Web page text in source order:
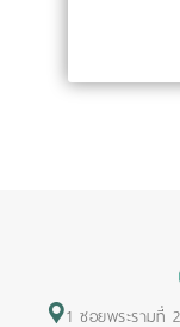
1 ซอยพระรามที่